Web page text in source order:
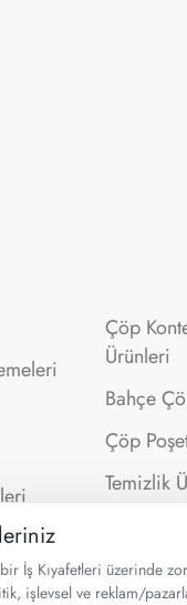
Çöp
Ürünleri
Bahçe
Çöp
Temizlik
İş Kıyafetleri üzerinde
işlevsel ve reklam/